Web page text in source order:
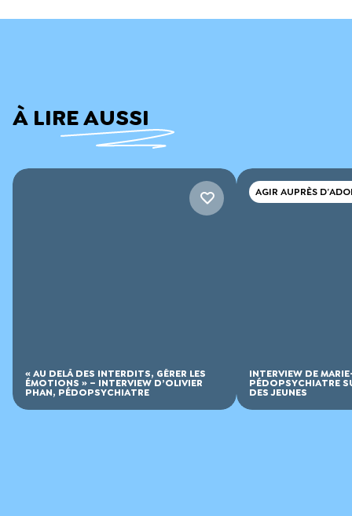
À LIRE AUSSI
« AU DELÀ DES INTERDITS, GÉRER LES
ÉMOTIONS » – INTERVIEW D’OLIVIER
PHAN, PÉDOPSYCHIATRE
AGIR AUPRÈS
ET DE JEUNES
INTERVIEW DE
PÉDOPSYCHIATRE
DES JEUNES